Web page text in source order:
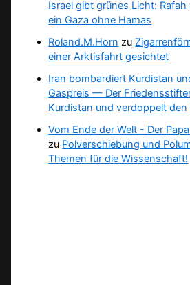
Israel gibt grünes Licht:
ein Gaza ohne Hamas
Roland.M.Horn zu
einer Arktisfahrt gesichtet
Iran bombardiert Kurdistan
Gaspreis — Der
Kurdistan und verdoppelt den
Vom Ende der Welt - Der
zu Polverschiebung und
Themen für die Wissenschaft!